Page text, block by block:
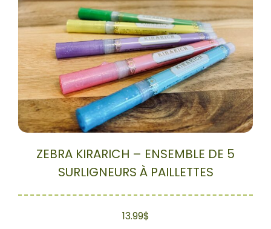
ZEBRA KIRARICH – ENSEMBLE DE 5
SURLIGNEURS À PAILLETTES
13.99$